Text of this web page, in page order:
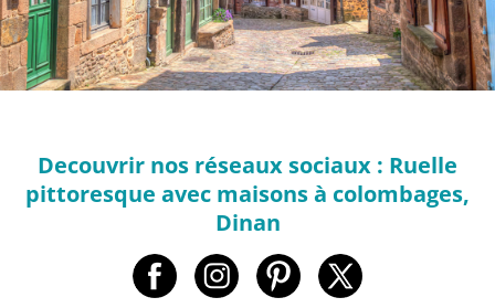
Decouvrir nos réseaux sociaux : Ruelle
pittoresque avec maisons à colombages,
Dinan